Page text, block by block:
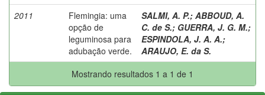
2011
Flemingia: uma
opção de
leguminosa para
adubação verde.
SALMI, A. P.; ABBOUD, A.
C. de S.; GUERRA, J. G. M.;
ESPINDOLA, J. A. A.;
ARAUJO, E. da S.
Mostrando resultados 1 a 1 de 1